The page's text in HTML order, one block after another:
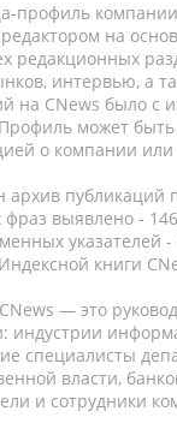
профиль
редактором на
редакционных
интервью, а
на CNews было с
может
о компании или
архив публикаций
выявлено -
указателей -
книги
— это
индустрии
специалисты
власти,
и сотрудники